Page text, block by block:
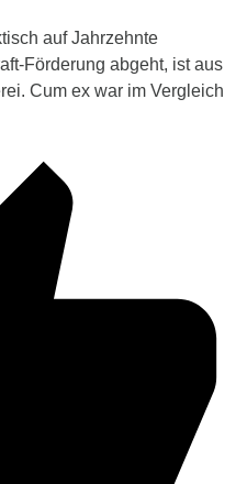
auf Jahrzehnte
Förderung abgeht, ist aus
Cum ex war im Vergleich